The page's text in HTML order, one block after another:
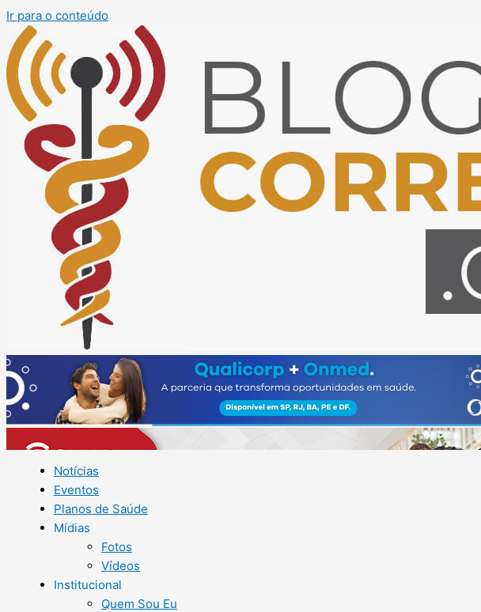
Ir para o conteúdo
Notícias
Eventos
Planos de Saúde
Mídias
Fotos
Vídeos
Institucional
Quem Sou Eu